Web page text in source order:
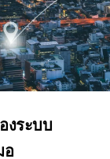
งระบบ
อ